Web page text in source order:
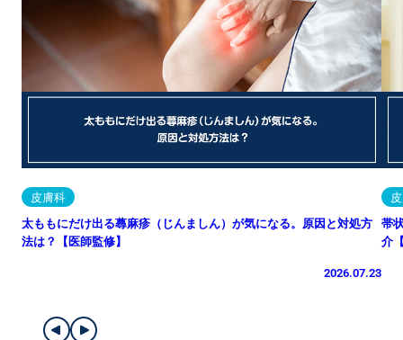
皮膚科
太ももにだけ出る蕁麻疹（じんましん）が気になる。原因と対処方
法は？【医師監修】
2026.07.23
帯
介